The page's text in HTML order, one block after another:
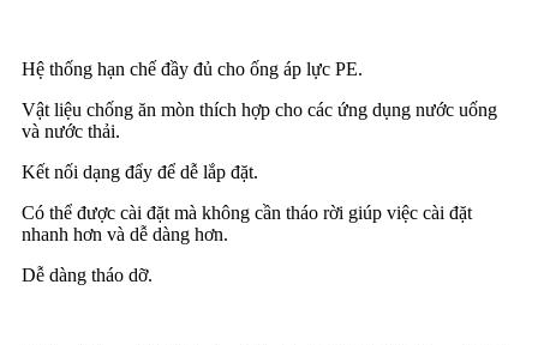
Hệ thống hạn chế đầy đủ cho ống áp lực PE.
Vật liệu chống ăn mòn thích hợp cho các ứng dụng nước uống
và nước thải.
Kết nối dạng đẩy để dễ lắp đặt.
Có thể được cài đặt mà không cần tháo rời giúp việc cài đặt
nhanh hơn và dễ dàng hơn.
Dễ dàng tháo dỡ.